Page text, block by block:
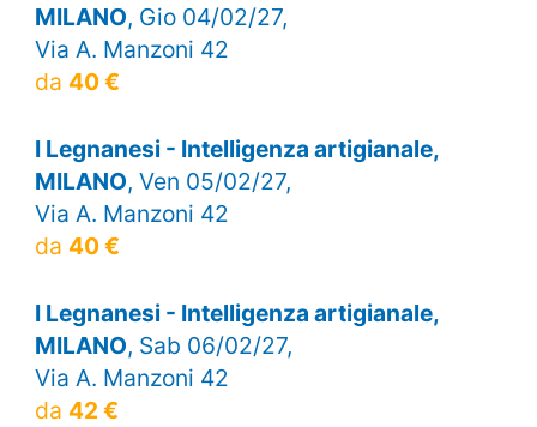
MILANO, Gio 04/02/27,
Via A. Manzoni 42
da 40 €
I Legnanesi - Intelligenza artigianale,
MILANO, Ven 05/02/27,
Via A. Manzoni 42
da 40 €
I Legnanesi - Intelligenza artigianale,
MILANO, Sab 06/02/27,
Via A. Manzoni 42
da 42 €